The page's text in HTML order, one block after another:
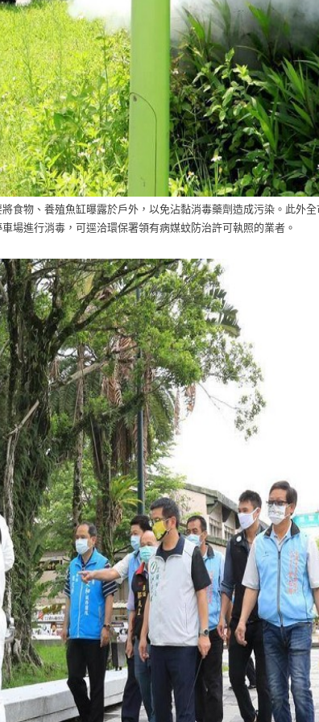
食物、養殖魚缸曝露於戶外，以免沾黏消毒藥劑造成污染。此外全
場進行消毒，可逕洽環保署領有病媒蚊防治許可執照的業者。